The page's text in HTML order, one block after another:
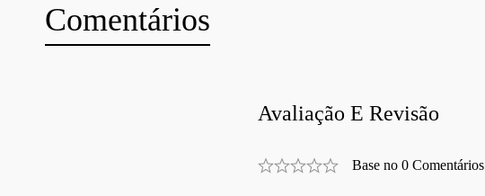
Comentários
Avaliação E Revisão
Base no 0 Comentários